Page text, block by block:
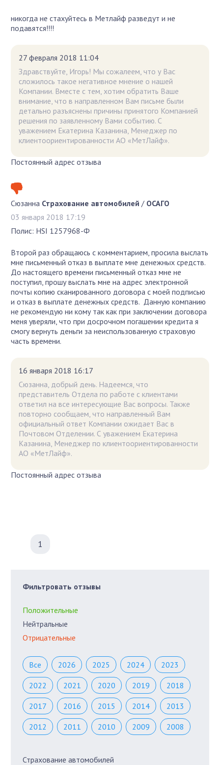
никогда не стахуйтесь в Метлайф разведут и не
подавятся!!!!
27 февраля 2018 11:04
Здравствуйте, Игорь! Мы сожалеем, что у Вас
сложилось такое негативное мнение о нашей
Компании. Вместе с тем, хотим обратить Ваше
внимание, что в направленном Вам письме были
детально разъяснены причины принятого Компанией
решения по заявленному Вами событию. С
уважением Екатерина Казанина, Менеджер по
клиентоориентированности АО «МетЛайф».
Постоянный адрес отзыва
Сюзанна Страхование автомобилей / ОСАГО
03 января 2018 17:19
Полис: HSI 1257968-Ф
Второй раз обращаюсь с комментарием, просила выслать
мне письменный отказ в выплате мне денежных средств.
До настоящего времени письменный отказ мне не
поступил, прошу выслать мне на адрес электронной
почты копию сканированного договора с моей подписью
и отказ в выплате денежных средств. Данную компанию
не рекомендую ни кому так как при заключении договора
меня уверяли, что при досрочном погашении кредита я
смогу вернуть деньги за неиспользованную страховую
часть времени.
16 января 2018 16:17
Сюзанна, добрый день. Надеемся, что
представитель Отдела по работе с клиентами
ответил на все интересующие Вас вопросы. Также
повторно сообщаем, что направленный Вам
официальный ответ Компании ожидает Вас в
Почтовом Отделении. С уважением Екатерина
Казанина, Менеджер по клиентоориентированности
АО «МетЛайф».
Постоянный адрес отзыва
1
Фильтровать отзывы
Положительные
Нейтральные
Отрицательные
Все 2026 2025 2024 2023
2022 2021 2020 2019 2018
2017 2016 2015 2014 2013
2012 2011 2010 2009 2008
Страхование автомобилей